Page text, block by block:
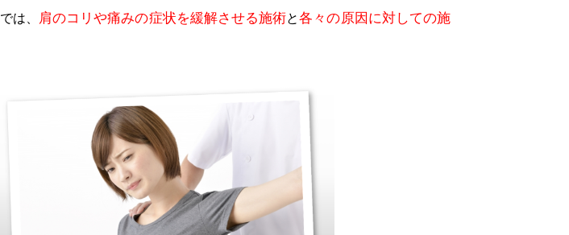
は、 肩のコリや痛みの症状を緩解させる施術と各々の原因に対しての施